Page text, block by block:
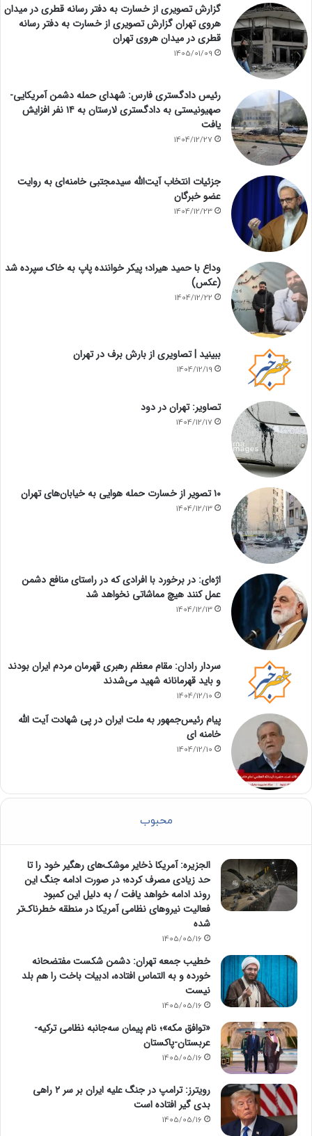
گزارش تصویری از خسارت به دفتر رسانه قطری در میدان
هروی تهران گزارش تصویری از خسارت به دفتر رسانه
قطری در میدان هروی تهران
1405/01/09
رئیس دادگستری فارس: شهدای حمله دشمن آمریکایی-
صهیونیستی به دادگستری لارستان به ۱۴ نفر افزایش
یافت
1404/12/27
جزئیات انتخاب آیت‌الله سیدمجتبی خامنه‌ای به روایت
عضو خبرگان
1404/12/23
وداع با حمید هیراد؛ پیکر خواننده پاپ به خاک سپرده شد
(عکس)
1404/12/22
ببینید | تصاویری از بارش برف در تهران
1404/12/19
تصاویر: تهران در دود
1404/12/17
۱۰ تصویر از خسارت حمله هوایی به خیابان‌های تهران
1404/12/13
اژه‌ای: در برخورد با افرادی که در راستای منافع دشمن
عمل کنند هیچ مماشاتی نخواهد شد
1404/12/13
سردار رادان: مقام معظم رهبری قهرمان مردم ایران بودند
و باید قهرمانانه شهید می‌شدند
1404/12/10
پیام رئیس‌جمهور به ملت ایران در پی شهادت آیت الله
خامنه ای
1404/12/10
محبوب
الجزیره: آمریکا ذخایر موشک‌های رهگیر خود را تا
حد زیادی مصرف کرده؛ در صورت ادامه جنگ این
روند ادامه خواهد یافت / به دلیل این کمبود
فعالیت نیرو‌های نظامی آمریکا در منطقه خطرناک‌تر
شده
1405/05/16
خطیب جمعه تهران: دشمن شکست مفتضحانه
خورده و به التماس افتاده، ادبیات باخت را هم بلد
نیست
1405/05/16
«توافق مکه»؛ نام پیمان سه‌جانبه نظامی ترکیه-
عربستان-پاکستان
1405/05/16
رویترز: ترامپ در جنگ علیه ایران بر سر ۲ راهی
بدی گیر افتاده است
1405/05/16